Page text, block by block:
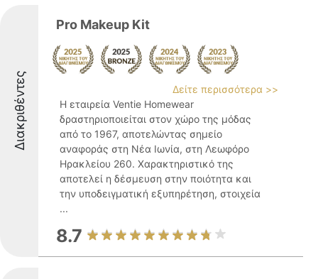
Διακριθέντες
Pro Makeup Kit
Δείτε περισσότερα >>
Η εταιρεία Ventie Homewear
δραστηριοποιείται στον χώρο της μόδας
από το 1967, αποτελώντας σημείο
αναφοράς στη Νέα Ιωνία, στη Λεωφόρο
Ηρακλείου 260. Χαρακτηριστικό της
αποτελεί η δέσμευση στην ποιότητα και
την υποδειγματική εξυπηρέτηση, στοιχεία
...
8.7